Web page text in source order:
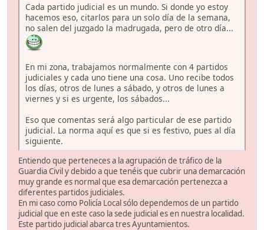
Cada partido judicial es un mundo. Si donde yo estoy
hacemos eso, citarlos para un solo día de la semana,
no salen del juzgado la madrugada, pero de otro día...
En mi zona, trabajamos normalmente con 4 partidos
judiciales y cada uno tiene una cosa. Uno recibe todos
los días, otros de lunes a sábado, y otros de lunes a
viernes y si es urgente, los sábados...
Eso que comentas será algo particular de ese partido
judicial. La norma aquí es que si es festivo, pues al día
siguiente.
Entiendo que perteneces a la agrupación de tráfico de la
Guardia Civil y debido a que tenéis que cubrir una demarcación
muy grande es normal que esa demarcación pertenezca a
diferentes partidos judiciales.
En mi caso como Policía Local sólo dependemos de un partido
judicial que en este caso la sede judicial es en nuestra localidad.
Este partido judicial abarca tres Ayuntamientos.